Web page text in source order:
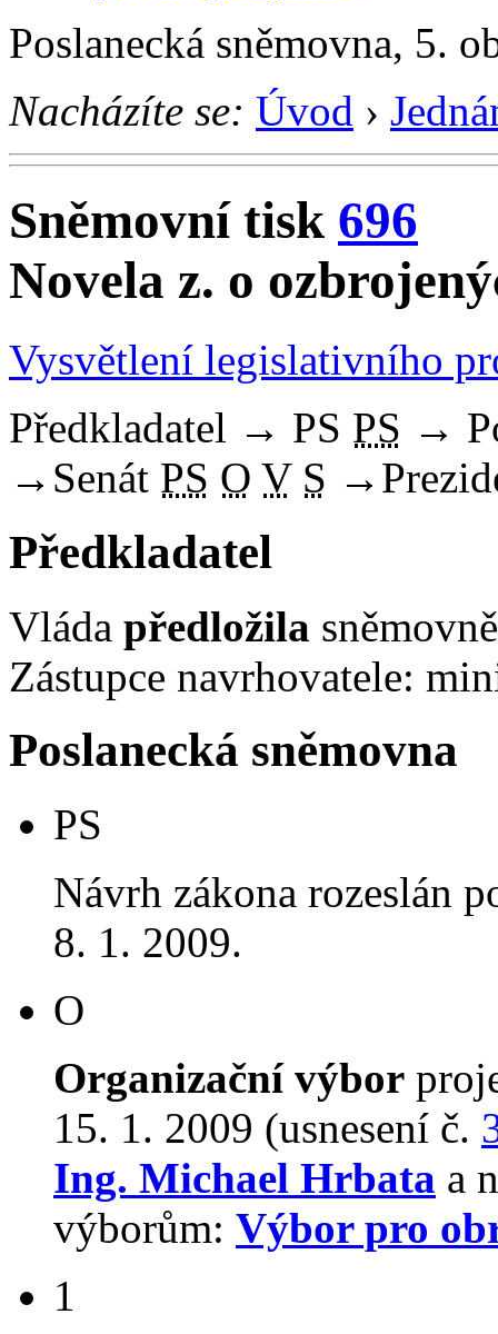
Poslanecká sněmovna, 5.
Nacházíte se: Úvod ›
Sněmovní tisk 696
Novela z. o
Vysvětlení legislativního
Předkladatel → PS PS →
→ Senát PS O V S →
Předkladatel
Vláda předložila
Zástupce navrhovatele:
Poslanecká sněmovna
PS
Návrh zákona rozeslán
8. 1. 2009.
O
Organizační výbor
15. 1. 2009 (usnesení č.
Ing. Michael Hrbata a
výborům: Výbor pro
1